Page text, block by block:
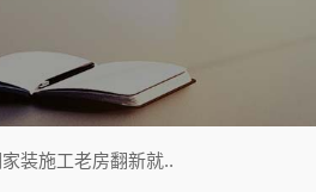
装施工老房翻新就..